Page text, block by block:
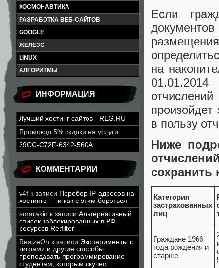
КОСМОНАВТИКА
РАЗРАБОТКА ВЕБ-САЙТОВ
GOOGLE
ЖЕЛЕЗО
LINUX
АЛГОРИТМЫ
ИНФОРМАЦИЯ
Лучший хостинг сайтов - REG.RU
Промокод 5% скидки на услуги
39CC-C72F-6342-560A
КОММЕНТАРИИ
v4f к записи Перебор IP-адресов на
хостинге — и как с этим бороться
amarakin к записи Альтернативный
список заблокированных в РФ
ресурсов Re:filter
ResizeOn к записи Эксперименты с
тиграми и другие способы
преподавать программирование
студентам, которым скучно
Если
на
в пользу
Ниже
сохранить
Категория
застрахованных
лиц
Граждане 1966
года рождения и
старше